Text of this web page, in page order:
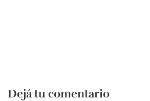
Dejá tu comentario